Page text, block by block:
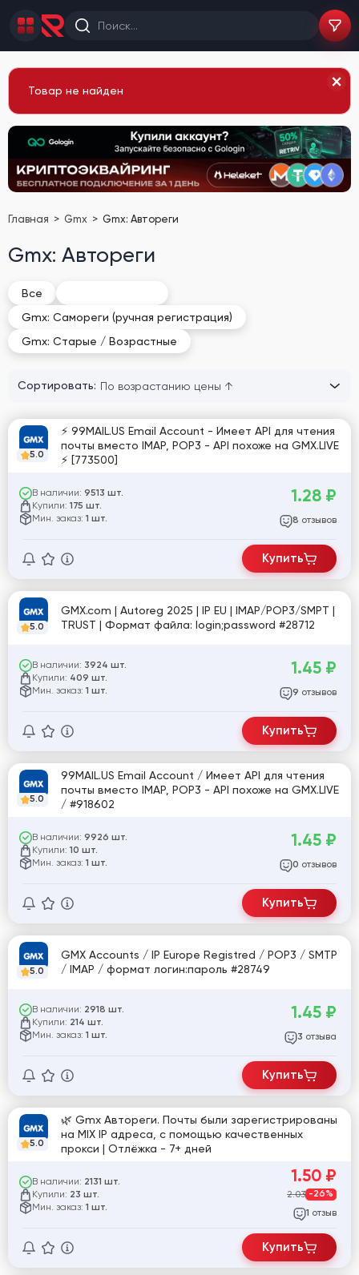
Товар не найден
Главная Gmx Gmx: Автореги
Gmx: Автореги
Все
Gmx: Самореги (ручная регистрация)
Gmx: Старые / Возрастные
Сортировать:
5.0
⚡ 99MAIL.US Email Account - Имеет API для чтения
почты вместо IMAP, POP3 - API похоже на GMX.LIVE
⚡ [773500]
В наличии: 9513 шт.
Купили: 175 шт.
Мин. заказ: 1 шт.
1.28 ₽
8 отзывов
Купить
5.0
GMX.com | Autoreg 2025 | IP EU | IMAP/POP3/SMPT |
TRUST | Формат файла: login;password #28712
В наличии: 3924 шт.
Купили: 409 шт.
Мин. заказ: 1 шт.
1.45 ₽
9 отзывов
Купить
5.0
99MAIL.US Email Account / Имеет API для чтения
почты вместо IMAP, POP3 - API похоже на GMX.LIVE
/ #918602
В наличии: 9926 шт.
Купили: 10 шт.
Мин. заказ: 1 шт.
1.45 ₽
0 отзывов
Купить
5.0
GMX Accounts / IP Europe Registred / POP3 / SMTP
/ IMAP / формат логин:пароль #28749
В наличии: 2918 шт.
Купили: 214 шт.
Мин. заказ: 1 шт.
1.45 ₽
3 отзыва
Купить
5.0
🌿 Gmx Автореги. Почты были зарегистрированы
на MIX IP адреса, с помощью качественных
прокси | Отлёжка - 7+ дней
В наличии: 2131 шт.
Купили: 23 шт.
Мин. заказ: 1 шт.
1.50 ₽
2.03 -26%
1 отзыв
Купить